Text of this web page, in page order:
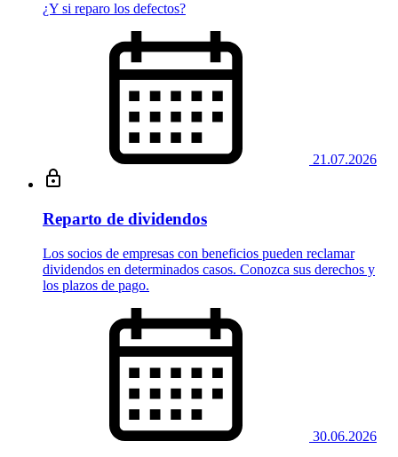
¿Y si reparo los defectos?
21.07.2026
Reparto de dividendos
Los socios de empresas con beneficios pueden reclamar
dividendos en determinados casos. Conozca sus derechos y
los plazos de pago.
30.06.2026